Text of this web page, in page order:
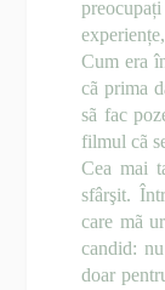
Cum era
cã prima
sã fac
filmul cã
Cea mai
sfârşit.
care mã
candid:
doar